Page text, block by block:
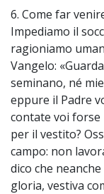
6. Come far
Impediamo il
ragioniamo
Vangelo:
seminano, né
eppure il Padre
contate voi forse
per il vestito?
campo: non
dico che
gloria, vestiva